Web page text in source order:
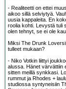
- Realiteetti on ettei
aikoo sillä selviytyä.
uusia kappaleita. En
roolia kohti. Levystä tuli
olen tehnyt, se ei ole
Miksi The Drunk
tulleet mukaan?
- Niko Votkin liittyi
alussa. Hänet värvättiin
sitten meillä synkkasi.
rummut ja Rhodes +
studiossa syntyneisiin